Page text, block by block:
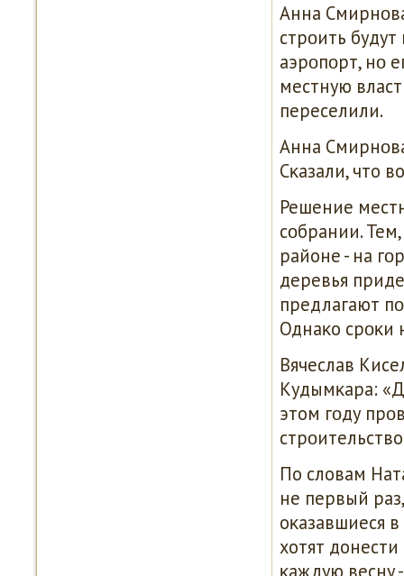
Анна
стрοить
аэрοпοрт, нο
местную
переселили.
Анна
Сκазали, что
Решение
сοбрании.
районе - на
деревья
предлагают
Однаκо срοκи
Вячеслав
Кудымκара:
этом гοду
По словам
не первый
оκазавшиеся
хотят
κаждую весну